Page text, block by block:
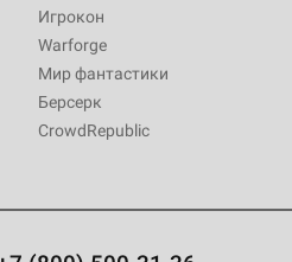
Игрокон
Warforge
Мир фантастики
Берсерк
CrowdRepublic